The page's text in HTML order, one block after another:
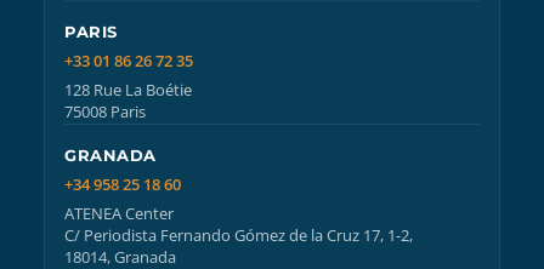
PARIS
+33 01 86 26 72 35
128 Rue La Boétie
75008 Paris
GRANADA
+34 958 25 18 60
ATENEA Center
C/ Periodista Fernando Gómez de la Cruz 17, 1-2,
18014, Granada